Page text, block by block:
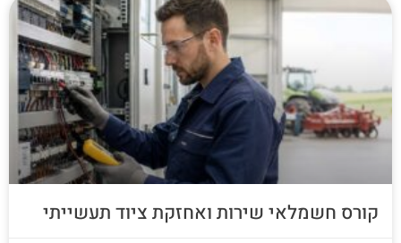
קורס חשמלאי שירות ואחזקת ציוד תעשייתי